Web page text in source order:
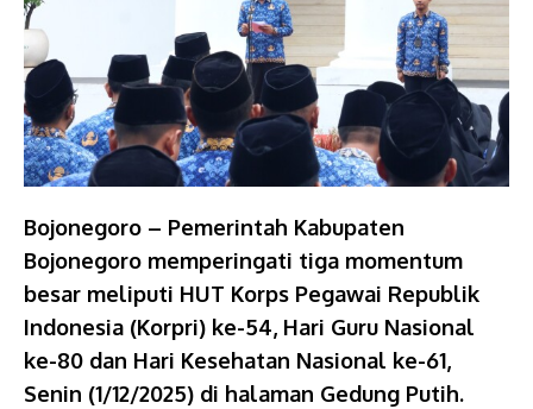
Bojonegoro – Pemerintah Kabupaten
Bojonegoro memperingati tiga momentum
besar meliputi HUT Korps Pegawai Republik
Indonesia (Korpri) ke-54, Hari Guru Nasional
ke-80 dan Hari Kesehatan Nasional ke-61,
Senin (1/12/2025) di halaman Gedung Putih.